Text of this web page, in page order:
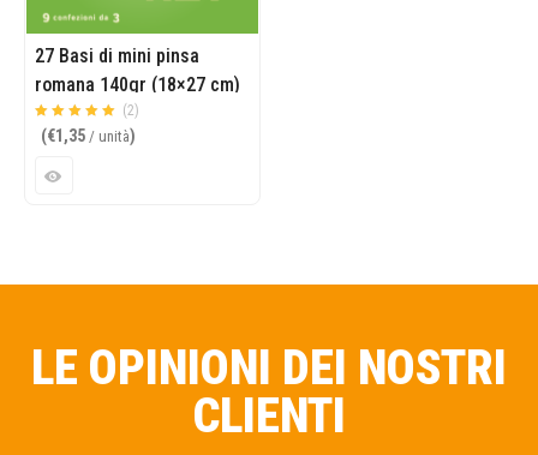
27 Basi di mini pinsa
romana 140gr (18×27 cm)
Valutato
5.00
su 5
(2)
(€1,35 / unità)
LE OPINIONI DEI NOSTRI
CLIENTI